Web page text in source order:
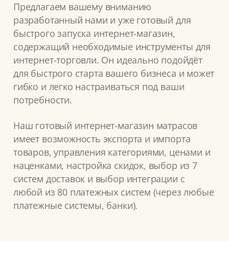
Предлагаем вашему вниманию
разработанный нами и уже готовый для
быстрого запуска интернет-магазин,
содержащий необходимые инструменты для
интернет-торговли. Он идеально подойдёт
для быстрого старта вашего бизнеса и может
гибко и легко настраиваться под ваши
потребности.
Наш готовый интернет-магазин матрасов
имеет возможность экспорта и импорта
товаров, управления категориями, ценами и
наценками, настройка скидок, выбор из 7
систем доставок и выбор интеграции с
любой из 80 платежных систем (через любые
платежные системы, банки).